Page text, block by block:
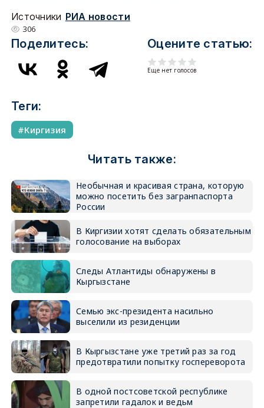
Источники РИА новости
306
Поделитесь: Оцените статью:
Еще нет голосов
Теги:
Киргизия
Читать также:
Необычная и красивая страна, которую
можно посетить без загранпаспорта
России
В Киргизии хотят сделать обязательным
голосование на выборах
Следы Атлантиды обнаружены в
Кыргызстане
Семью экс-президента насильно
выселили из резиденции
В Кыргызстане уже третий раз за год
предотвратили попытку госпереворота
В одной постсоветской республике
запретили гадалок и ведьм